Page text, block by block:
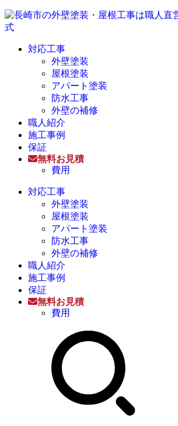
対応工事
外壁塗装
屋根塗装
アパート塗装
防水工事
外壁の補修
職人紹介
施工事例
保証
無料お見積
費用
対応工事
外壁塗装
屋根塗装
アパート塗装
防水工事
外壁の補修
職人紹介
施工事例
保証
無料お見積
費用